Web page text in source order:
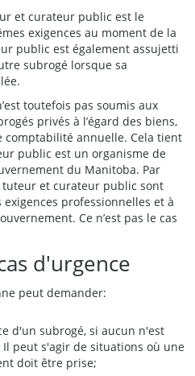
et curateur public est le
exigences au moment de la
public est également assujetti
subrogé lorsque sa
toutefois pas soumis aux
privés à l’égard des biens,
annuelle. Cela tient
public est un organisme de
du Manitoba. Par
tuteur et curateur public sont
professionnelles et à
Ce n’est pas le cas
d'urgence
peut demander:
d'un subrogé, si aucun n'est
peut s'agir de situations où une
doit être prise;